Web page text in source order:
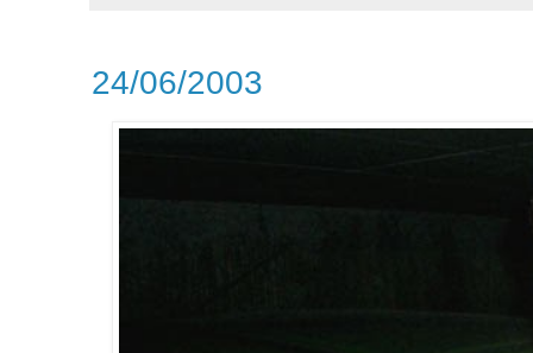
24/06/2003